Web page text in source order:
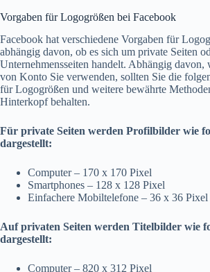
Vorgaben für Logogrößen bei Facebook
Facebook hat verschiedene Vorgaben für
abhängig davon, ob es sich um private Seiten
Unternehmensseiten handelt. Abhängig davon,
von Konto Sie verwenden, sollten Sie die
für Logogrößen und weitere bewährte
Hinterkopf behalten.
Für private Seiten werden Profilbilder wie
dargestellt:
Computer – 170 x 170 Pixel
Smartphones – 128 x 128 Pixel
Einfachere Mobiltelefone – 36 x 36 Pixel
Auf privaten Seiten werden Titelbilder wie
dargestellt:
Computer – 820 x 312 Pixel